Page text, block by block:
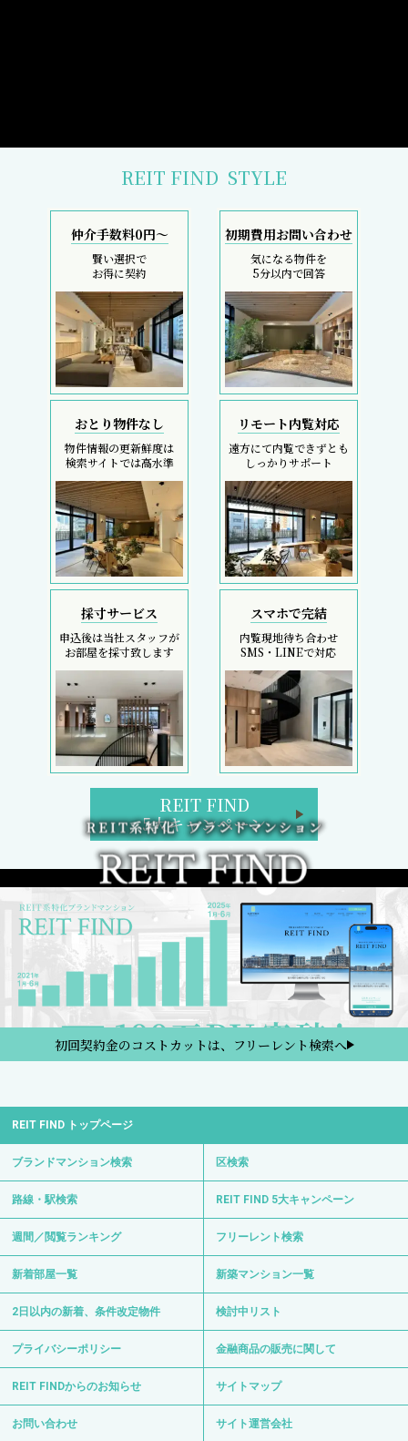
REIT FIND STYLE
仲介手数料0円～
賢い選択で
お得に契約
初期費用お問い合わせ
気になる物件を
5分以内で回答
おとり物件なし
物件情報の更新鮮度は
検索サイトでは高水準
リモート内覧対応
遠方にて内覧できずとも
しっかりサポート
採寸サービス
申込後は当社スタッフが
お部屋を採寸致します
スマホで完結
内覧現地待ち合わせ
SMS・LINEで対応
REIT FIND
5大キャンペーン
初回契約金のコストカットは、フリーレント検索へ
REIT FIND トップページ
ブランドマンション検索 区検索
路線・駅検索 REIT FIND 5大キャンペーン
週間／閲覧ランキング フリーレント検索
新着部屋一覧 新築マンション一覧
2日以内の新着、条件改定物件 検討中リスト
プライバシーポリシー 金融商品の販売に関して
REIT FINDからのお知らせ サイトマップ
お問い合わせ サイト運営会社